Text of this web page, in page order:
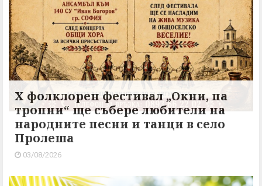
X фолклорен фестивал „Окни, па
тропни“ ще събере любители на
народните песни и танци в село
Пролеша
03/08/2026